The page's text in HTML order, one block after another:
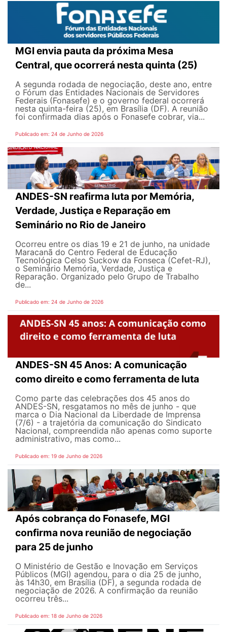
MGI envia pauta da próxima Mesa
Central, que ocorrerá nesta quinta (25)
A segunda rodada de negociação, deste ano, entre
o Fórum das Entidades Nacionais de Servidores
Federais (Fonasefe) e o governo federal ocorrerá
nesta quinta-feira (25), em Brasília (DF). A reunião
foi confirmada dias após o Fonasefe cobrar, via...
Publicado em: 24 de Junho de 2026
ANDES-SN reafirma luta por Memória,
Verdade, Justiça e Reparação em
Seminário no Rio de Janeiro
Ocorreu entre os dias 19 e 21 de junho, na unidade
Maracanã do Centro Federal de Educação
Tecnológica Celso Suckow da Fonseca (Cefet-RJ),
o Seminário Memória, Verdade, Justiça e
Reparação. Organizado pelo Grupo de Trabalho
de...
Publicado em: 24 de Junho de 2026
ANDES-SN 45 Anos: A comunicação
como direito e como ferramenta de luta
Como parte das celebrações dos 45 anos do
ANDES-SN, resgatamos no mês de junho - que
marca o Dia Nacional da Liberdade de Imprensa
(7/6) - a trajetória da comunicação do Sindicato
Nacional, compreendida não apenas como suporte
administrativo, mas como...
Publicado em: 19 de Junho de 2026
Após cobrança do Fonasefe, MGI
confirma nova reunião de negociação
para 25 de junho
O Ministério de Gestão e Inovação em Serviços
Públicos (MGI) agendou, para o dia 25 de junho,
às 14h30, em Brasília (DF), a segunda rodada de
negociação de 2026. A confirmação da reunião
ocorreu três...
Publicado em: 18 de Junho de 2026